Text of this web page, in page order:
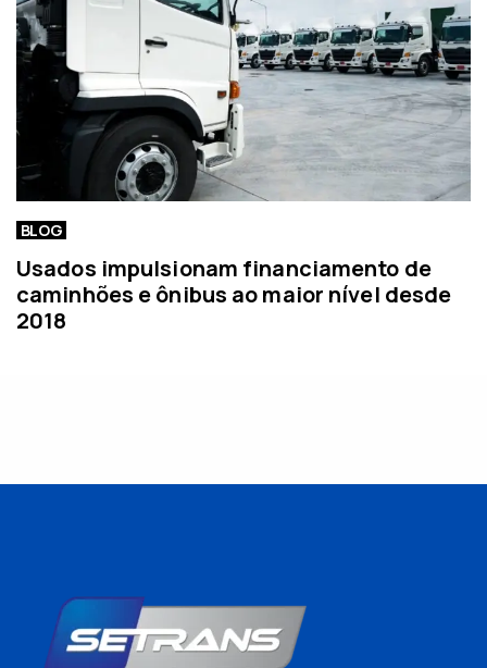
BLOG
Usados impulsionam financiamento de
caminhões e ônibus ao maior nível desde
2018